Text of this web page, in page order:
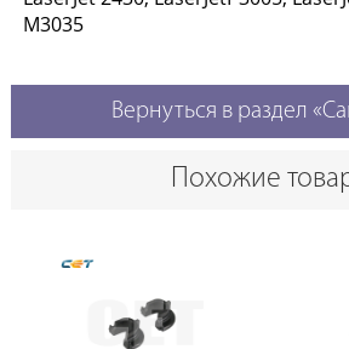
M3035
Вернуться в раздел
Похожие